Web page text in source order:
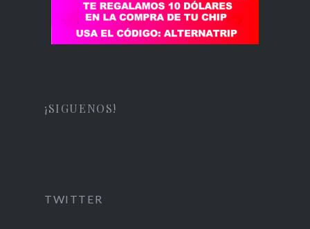
¡SIGUENOS!
TWITTER